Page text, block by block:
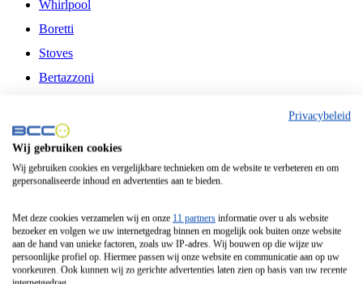
Whirlpool
Boretti
Stoves
Bertazzoni
Fitelli
Airfryer
Frituurpan
Contactgrill
Broodbakmachine
Broodrooster
Privacybeleid
Wij gebruiken cookies
Wij gebruiken cookies en vergelijkbare technieken om de website te verbeteren en om
gepersonaliseerde inhoud en advertenties aan te bieden.
Met deze cookies verzamelen wij en onze 11 partners informatie over u als website
bezoeker en volgen we uw internetgedrag binnen en mogelijk ook buiten onze website
aan de hand van unieke factoren, zoals uw IP-adres. Wij bouwen op die wijze uw
persoonlijke profiel op. Hiermee passen wij onze website en communicatie aan op uw
voorkeuren. Ook kunnen wij zo gerichte advertenties laten zien op basis van uw recente